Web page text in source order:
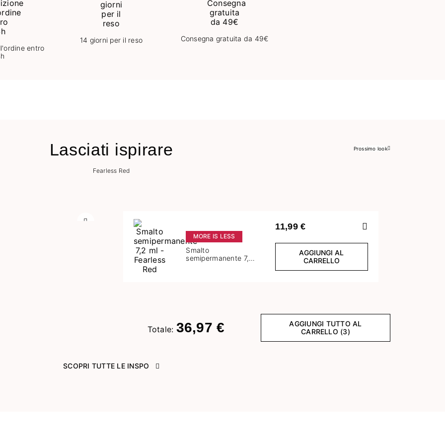
entro
14 giorni per il reso Consegna gratuita da 49€
Lasciati ispirare Successivo
Prossimo look
Fearless Red
MORE IS LESS
Smalto
semipermanente 7,2
11,99 €
AGGIUNGI AL
CARRELLO
Totale: 36,97 €
AGGIUNGI TUTTO AL
CARRELLO (3)
SCOPRI TUTTE LE INSPO